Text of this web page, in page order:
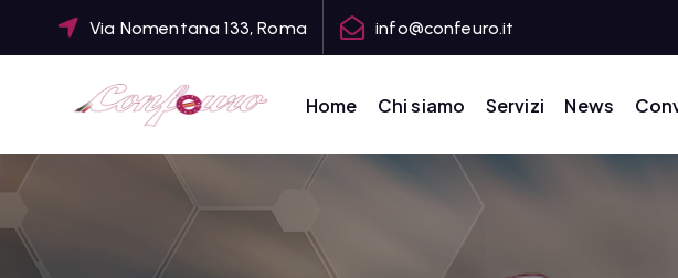
Via Nomentana 133, Roma info@confeuro.it
Home Chi siamo Servizi News